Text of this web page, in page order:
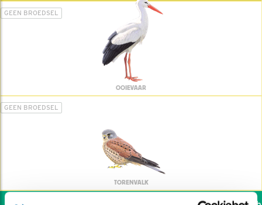
GEEN BROEDSEL
OOIEVAAR
GEEN BROEDSEL
TORENVALK